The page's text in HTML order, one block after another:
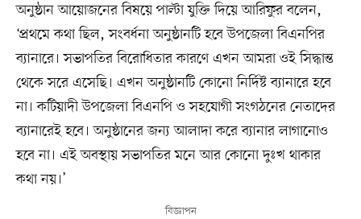
অনুষ্ঠান আয়োজনের বিষয়ে পাল্টা যুক্তি দিয়ে আরিফুর বলেন,
‘প্রথমে কথা ছিল, সংবর্ধনা অনুষ্ঠানটি হবে উপজেলা বিএনপির
ব্যানারে। সভাপতির বিরোধিতার কারণে এখন আমরা ওই সিদ্ধান্ত
থেকে সরে এসেছি। এখন অনুষ্ঠানটি কোনো নির্দিষ্ট ব্যানারে হবে
না। কটিয়াদী উপজেলা বিএনপি ও সহযোগী সংগঠনের নেতাদের
ব্যানারেই হবে। অনুষ্ঠানের জন্য আলাদা করে ব্যানার লাগানোও
হবে না। এই অবস্থায় সভাপতির মনে আর কোনো দুঃখ থাকার
কথা নয়।’